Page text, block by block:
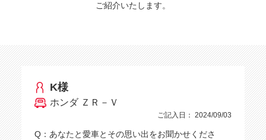
ご紹介いたします。
K様
ホンダ ＺＲ－Ｖ
ご記入日： 2024/09/03
Q：あなたと愛車とその思い出をお聞かせくださ